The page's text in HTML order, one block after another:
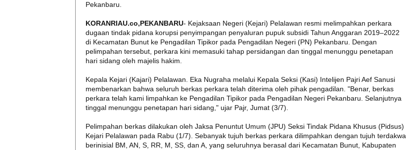
Pekanbaru.
KORANRIAU.co,PEKANBARU- Kejaksaan Negeri (Kejari) Pelalawan resmi melimpahkan perkara
dugaan tindak pidana korupsi penyimpangan penyaluran pupuk subsidi Tahun Anggaran 2019–2022
di Kecamatan Bunut ke Pengadilan Tipikor pada Pengadilan Negeri (PN) Pekanbaru. Dengan
pelimpahan tersebut, perkara kini memasuki tahap persidangan dan tinggal menunggu penetapan
hari sidang oleh majelis hakim.
Kepala Kejari (Kajari) Pelalawan. Eka Nugraha melalui Kepala Seksi (Kasi) Intelijen Pajri Aef Sanusi
membenarkan bahwa seluruh berkas perkara telah diterima oleh pihak pengadilan. "Benar, berkas
perkara telah kami limpahkan ke Pengadilan Tipikor pada Pengadilan Negeri Pekanbaru. Selanjutnya
tinggal menunggu penetapan hari sidang," ujar Pajr, Jumat (3/7).
Pelimpahan berkas dilakukan oleh Jaksa Penuntut Umum (JPU) Seksi Tindak Pidana Khusus (Pidsus)
Kejari Pelalawan pada Rabu (1/7). Sebanyak tujuh berkas perkara dilimpahkan dengan tujuh terdakwa
berinisial BM, AN, S, RR, M, SS, dan A, yang seluruhnya berasal dari Kecamatan Bunut, Kabupaten